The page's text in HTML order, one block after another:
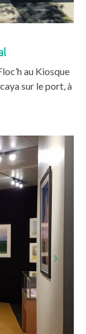
au Kiosque
sur le port, à